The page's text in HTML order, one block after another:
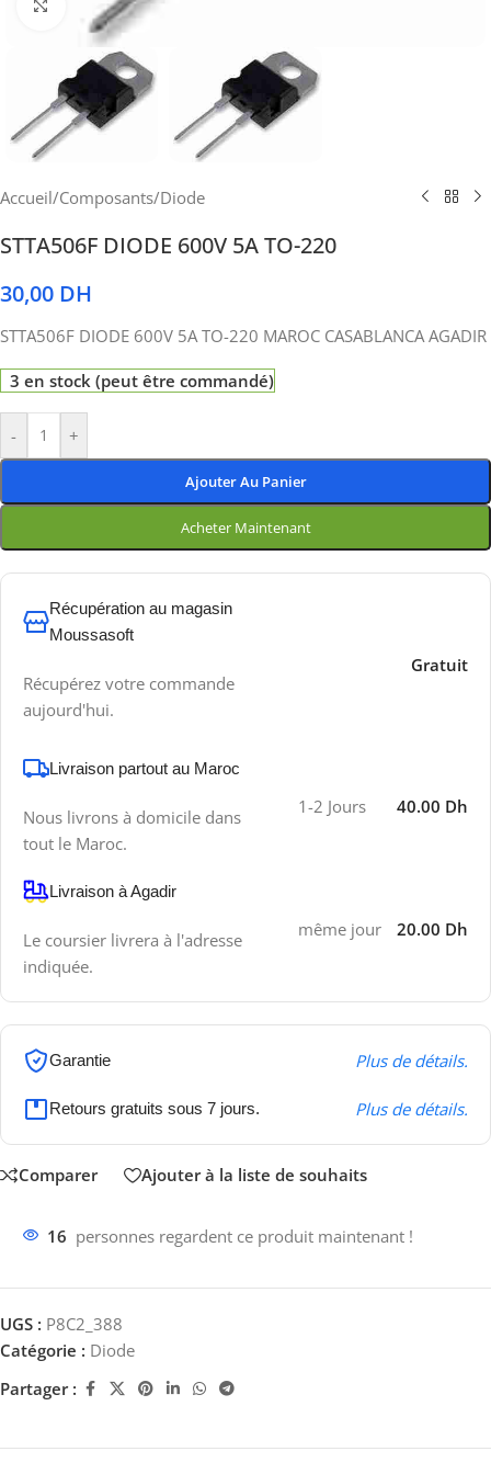
Cliquez pour agrandir
Accueil/Composants/Diode
STTA506F DIODE 600V 5A TO-220
30,00 DH
STTA506F DIODE 600V 5A TO-220 MAROC CASABLANCA AGADIR
3 en stock (peut être commandé)
- +
Ajouter Au Panier
Acheter Maintenant
Récupération au magasin
Moussasoft
Récupérez votre commande
aujourd'hui.
Gratuit
Livraison partout au Maroc
Nous livrons à domicile dans
tout le Maroc.
1-2 Jours 40.00 Dh
Livraison à Agadir
Le coursier livrera à l'adresse
indiquée.
même jour 20.00 Dh
Garantie Plus de détails.
Retours gratuits sous 7 jours. Plus de détails.
Comparer Ajouter à la liste de souhaits
16 personnes regardent ce produit maintenant !
UGS : P8C2_388
Catégorie : Diode
Partager :